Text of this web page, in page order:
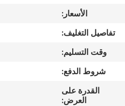
في
المعمل
رقابة
جودة
الأسعار:
تفاصيل التغليف:
وقت التسليم:
شروط الدفع:
القدرة على
العرض: